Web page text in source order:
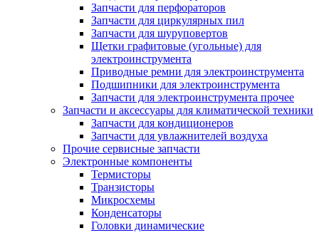
Запчасти для перфораторов
Запчасти для циркулярных пил
Запчасти для шуруповертов
Щетки графитовые (угольные) для
электроинструмента
Приводные ремни для электроинструмента
Подшипники для электроинструмента
Запчасти для электроинструмента прочее
Запчасти и аксессуары для климатической техники
Запчасти для кондиционеров
Запчасти для увлажнителей воздуха
Прочие сервисные запчасти
Электронные компоненты
Термисторы
Транзисторы
Микросхемы
Конденсаторы
Головки динамические